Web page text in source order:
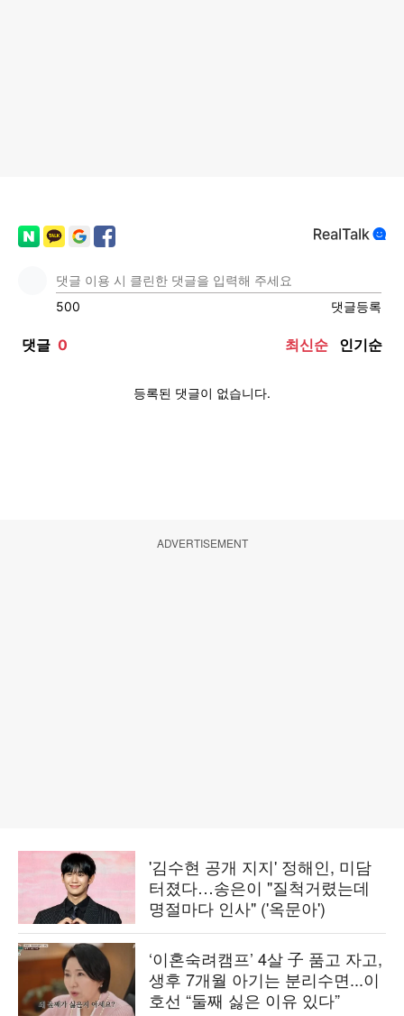
ADVERTISEMENT
'김수현 공개 지지' 정해인, 미담
터졌다…송은이 "질척거렸는데
명절마다 인사" ('옥문아')
‘이혼숙려캠프’ 4살 子 품고 자고,
생후 7개월 아기는 분리수면...이
호선 “둘째 싫은 이유 있다”